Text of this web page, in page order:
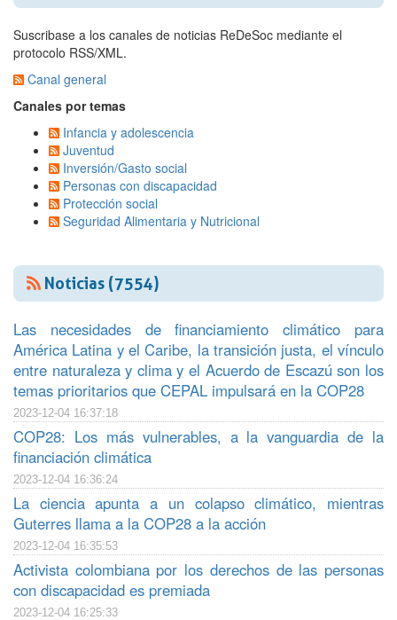
Suscribase a los canales de noticias ReDeSoc mediante el
protocolo RSS/XML.
Canal general
Canales por temas
Infancia y adolescencia
Juventud
Inversión/Gasto social
Personas con discapacidad
Protección social
Seguridad Alimentaria y Nutricional
Noticias (7554)
Las necesidades de financiamiento climático para
América Latina y el Caribe, la transición justa, el vínculo
entre naturaleza y clima y el Acuerdo de Escazú son los
temas prioritarios que CEPAL impulsará en la COP28
2023-12-04 16:37:18
COP28: Los más vulnerables, a la vanguardia de la
financiación climática
2023-12-04 16:36:24
La ciencia apunta a un colapso climático, mientras
Guterres llama a la COP28 a la acción
2023-12-04 16:35:53
Activista colombiana por los derechos de las personas
con discapacidad es premiada
2023-12-04 16:25:33